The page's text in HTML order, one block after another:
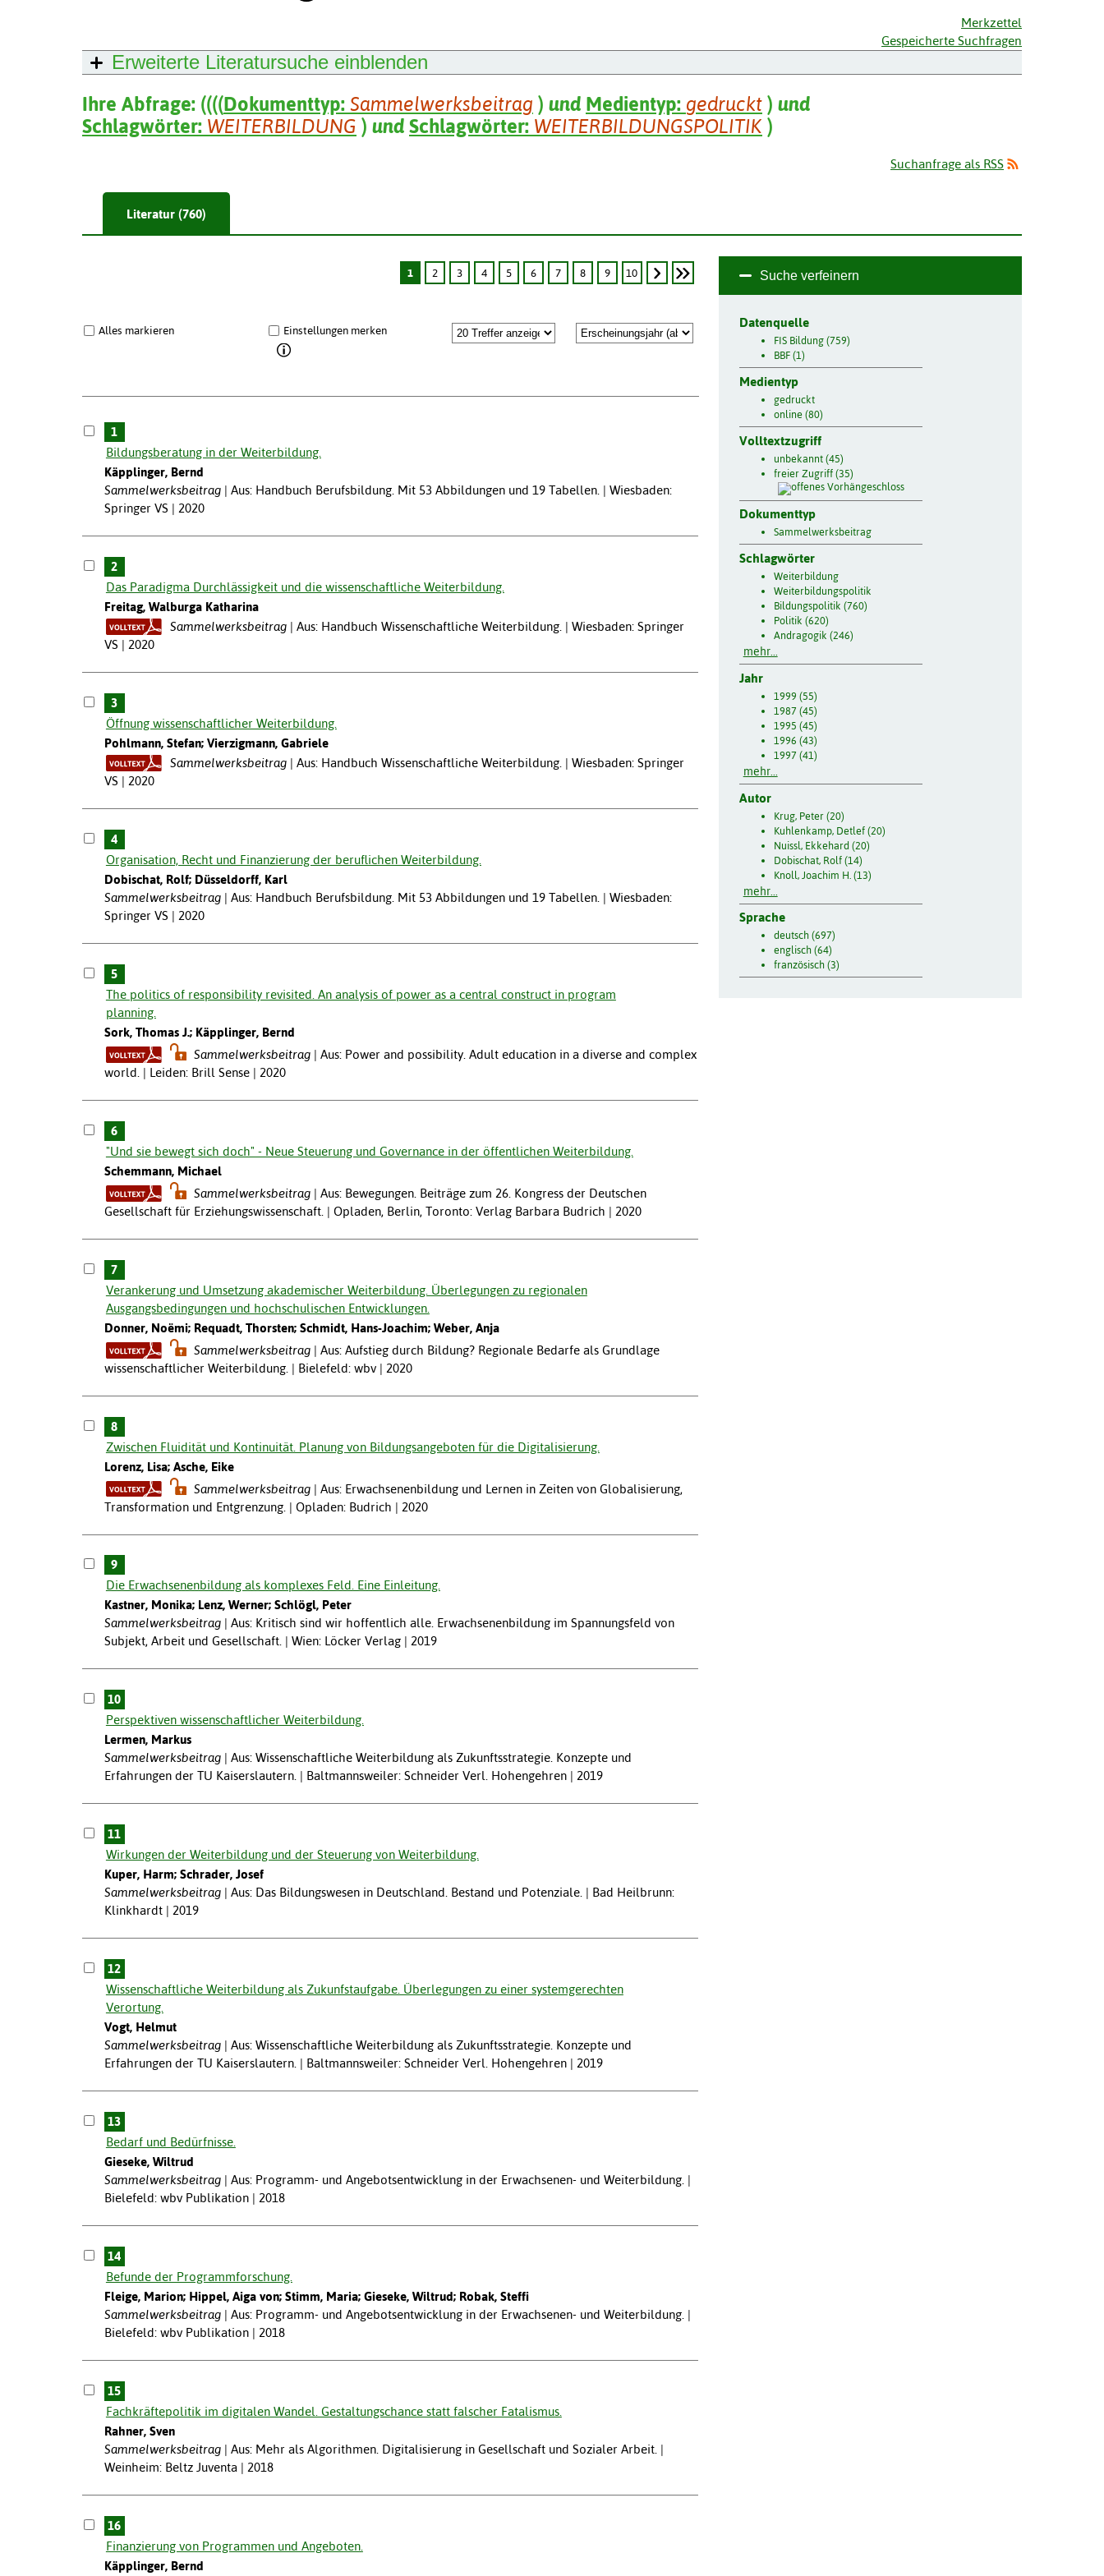
Merkzettel
Gespeicherte Suchfragen
Erweiterte Literatursuche einblenden
Ihre Abfrage: ((((Dokumenttyp: Sammelwerksbeitrag ) und Medientyp: gedruckt ) und
Schlagwörter: WEITERBILDUNG ) und Schlagwörter: WEITERBILDUNGSPOLITIK )
Suchanfrage als RSS
Literatur (760)
1 2 3 4 5 6 7 8 9 10
Alles markieren Einstellungen merken
1
Bildungsberatung in der Weiterbildung.
Käpplinger, Bernd
Sammelwerksbeitrag
Aus: Handbuch Berufsbildung. Mit 53 Abbildungen und 19 Tabellen. | Wiesbaden:
Springer VS | 2020
2
Das Paradigma Durchlässigkeit und die wissenschaftliche Weiterbildung.
Freitag, Walburga Katharina
Sammelwerksbeitrag
Aus: Handbuch Wissenschaftliche Weiterbildung. | Wiesbaden: Springer
VS | 2020
3
Öffnung wissenschaftlicher Weiterbildung.
Pohlmann, Stefan; Vierzigmann, Gabriele
Sammelwerksbeitrag
Aus: Handbuch Wissenschaftliche Weiterbildung. | Wiesbaden: Springer
VS | 2020
4
Organisation, Recht und Finanzierung der beruflichen Weiterbildung.
Dobischat, Rolf; Düsseldorff, Karl
Sammelwerksbeitrag
Aus: Handbuch Berufsbildung. Mit 53 Abbildungen und 19 Tabellen. | Wiesbaden:
Springer VS | 2020
5
The politics of responsibility revisited. An analysis of power as a central construct in program
planning.
Sork, Thomas J.; Käpplinger, Bernd
Sammelwerksbeitrag
Aus: Power and possibility. Adult education in a diverse and complex
world. | Leiden: Brill Sense | 2020
6
"Und sie bewegt sich doch" - Neue Steuerung und Governance in der öffentlichen Weiterbildung.
Schemmann, Michael
Sammelwerksbeitrag
Aus: Bewegungen. Beiträge zum 26. Kongress der Deutschen
Gesellschaft für Erziehungswissenschaft. | Opladen, Berlin, Toronto: Verlag Barbara Budrich | 2020
7
Verankerung und Umsetzung akademischer Weiterbildung. Überlegungen zu regionalen
Ausgangsbedingungen und hochschulischen Entwicklungen.
Donner, Noëmi; Requadt, Thorsten; Schmidt, Hans-Joachim; Weber, Anja
Sammelwerksbeitrag
Aus: Aufstieg durch Bildung? Regionale Bedarfe als Grundlage
wissenschaftlicher Weiterbildung. | Bielefeld: wbv | 2020
8
Zwischen Fluidität und Kontinuität. Planung von Bildungsangeboten für die Digitalisierung.
Lorenz, Lisa; Asche, Eike
Sammelwerksbeitrag
Aus: Erwachsenenbildung und Lernen in Zeiten von Globalisierung,
Transformation und Entgrenzung. | Opladen: Budrich | 2020
9
Die Erwachsenenbildung als komplexes Feld. Eine Einleitung.
Kastner, Monika; Lenz, Werner; Schlögl, Peter
Sammelwerksbeitrag
Aus: Kritisch sind wir hoffentlich alle. Erwachsenenbildung im Spannungsfeld von
Subjekt, Arbeit und Gesellschaft. | Wien: Löcker Verlag | 2019
10
Perspektiven wissenschaftlicher Weiterbildung.
Lermen, Markus
Sammelwerksbeitrag
Aus: Wissenschaftliche Weiterbildung als Zukunftsstrategie. Konzepte und
Erfahrungen der TU Kaiserslautern. | Baltmannsweiler: Schneider Verl. Hohengehren | 2019
11
Wirkungen der Weiterbildung und der Steuerung von Weiterbildung.
Kuper, Harm; Schrader, Josef
Sammelwerksbeitrag
Aus: Das Bildungswesen in Deutschland. Bestand und Potenziale. | Bad Heilbrunn:
Klinkhardt | 2019
12
Wissenschaftliche Weiterbildung als Zukunfstaufgabe. Überlegungen zu einer systemgerechten
Verortung.
Vogt, Helmut
Sammelwerksbeitrag
Aus: Wissenschaftliche Weiterbildung als Zukunftsstrategie. Konzepte und
Erfahrungen der TU Kaiserslautern. | Baltmannsweiler: Schneider Verl. Hohengehren | 2019
13
Bedarf und Bedürfnisse.
Gieseke, Wiltrud
Sammelwerksbeitrag
Aus: Programm- und Angebotsentwicklung in der Erwachsenen- und Weiterbildung. |
Bielefeld: wbv Publikation | 2018
14
Befunde der Programmforschung.
Fleige, Marion; Hippel, Aiga von; Stimm, Maria; Gieseke, Wiltrud; Robak, Steffi
Sammelwerksbeitrag
Aus: Programm- und Angebotsentwicklung in der Erwachsenen- und Weiterbildung. |
Bielefeld: wbv Publikation | 2018
15
Fachkräftepolitik im digitalen Wandel. Gestaltungschance statt falscher Fatalismus.
Rahner, Sven
Sammelwerksbeitrag
Aus: Mehr als Algorithmen. Digitalisierung in Gesellschaft und Sozialer Arbeit. |
Weinheim: Beltz Juventa | 2018
16
Finanzierung von Programmen und Angeboten.
Käpplinger, Bernd
Suche verfeinern
Datenquelle
FIS Bildung (759)
BBF (1)
Medientyp
gedruckt
online (80)
Volltextzugriff
unbekannt (45)
freier Zugriff (35)
Dokumenttyp
Sammelwerksbeitrag
Schlagwörter
Weiterbildung
Weiterbildungspolitik
Bildungspolitik (760)
Politik (620)
Andragogik (246)
mehr...
Jahr
1999 (55)
1987 (45)
1995 (45)
1996 (43)
1997 (41)
mehr...
Autor
Krug, Peter (20)
Kuhlenkamp, Detlef (20)
Nuissl, Ekkehard (20)
Dobischat, Rolf (14)
Knoll, Joachim H. (13)
mehr...
Sprache
deutsch (697)
englisch (64)
französisch (3)